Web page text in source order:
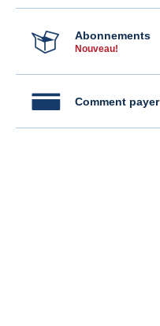
Abonnements
Nouveau!
Comment payer